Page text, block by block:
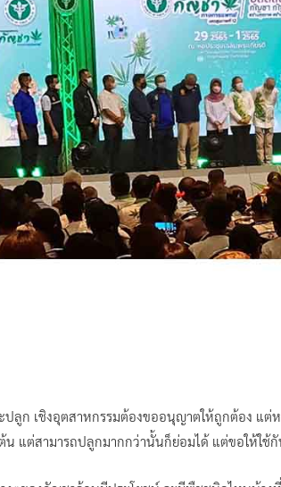
ปลูก เชิงอุตสาหกรรมต้องขออนุญาตให้ถูกต้อง แต่ห
น แต่สามารถปลูกมากกว่านั้นก็ย่อมได้ แต่ขอให้ใช้กั